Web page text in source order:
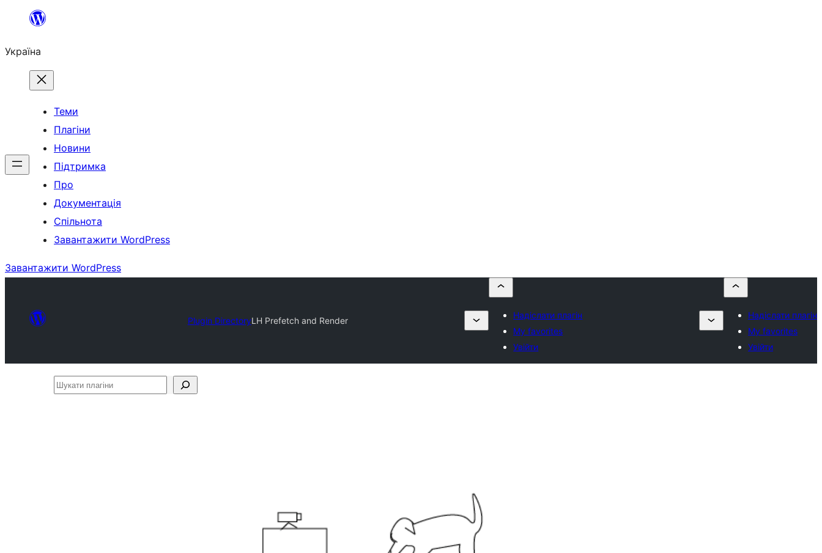
Перейти
вмісту
Україна
Теми
Плагіни
Новини
Підтримка
Про
Документація
Спільнота
Завантажити WordPress
Завантажити WordPress
Plugin DirectoryLH Prefetch and Render
Надіслати плагін
My favorites
Увійти
Надіслати плагін
My favorites
Увійти
Шукати